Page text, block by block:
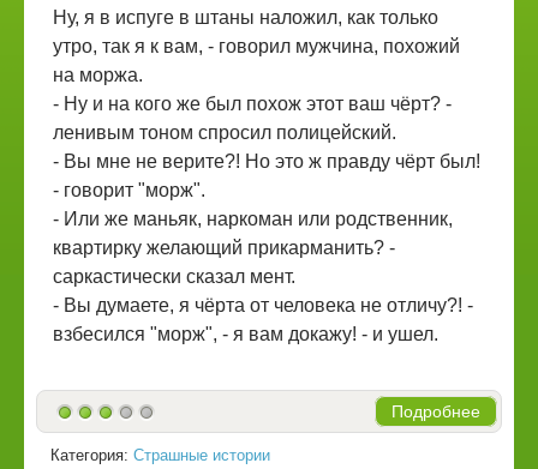
Ну, я в испуге в штаны наложил, как только
утро, так я к вам, - говорил мужчина, похожий
на моржа.
- Ну и на кого же был похож этот ваш чёрт? -
ленивым тоном спросил полицейский.
- Вы мне не верите?! Но это ж правду чёрт был!
- говорит "морж".
- Или же маньяк, наркоман или родственник,
квартирку желающий прикарманить? -
саркастически сказал мент.
- Вы думаете, я чёрта от человека не отличу?! -
взбесился "морж", - я вам докажу! - и ушел.
Подробнее
Категория: Страшные истории